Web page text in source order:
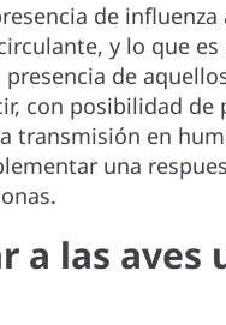
de
y lo que
de
con posibilidad
transmisión en
una
a las aves